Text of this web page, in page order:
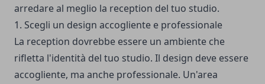
arredare al meglio la reception del tuo studio.
1. Scegli un design accogliente e professionale
La reception dovrebbe essere un ambiente che
rifletta l'identità del tuo studio. Il design deve essere
accogliente, ma anche professionale. Un'area